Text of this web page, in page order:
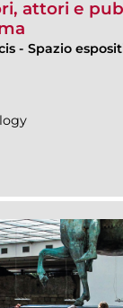
attori e
- Spazio